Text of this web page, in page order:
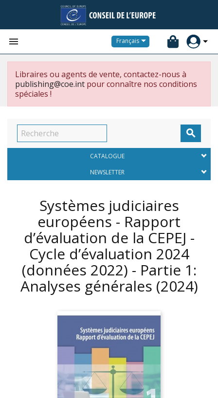
 Français
Libraires ou agents de vente, contactez-nous à
publishing@coe.int pour connaître nos conditions
spéciales !

CATALOGUE
NEWSLETTER
Systèmes judiciaires
européens - Rapport
d’évaluation de la CEPEJ -
Cycle d’évaluation 2024
(données 2022) - Partie 1:
Analyses générales (2024)